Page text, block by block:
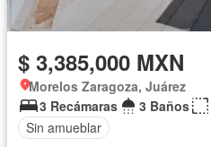
$ 3,385,000 MXN
Morelos Zaragoza, Juárez
3 Recámaras
3 Baños
Sin amueblar